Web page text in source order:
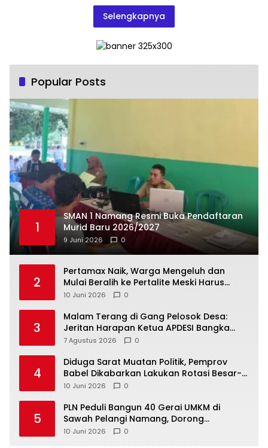
Selengkapnya
Popular Posts
1
SMAN 1 Namang Resmi Buka Pendaftaran
Murid Baru 2026/2027
9 Juni 2026 0
2
‎Pertamax Naik, Warga Mengeluh dan
Mulai Beralih ke Pertalite Meski Harus
10 Juni 2026 0
3
Malam Terang di Gang Pelosok Desa:
Jeritan Harapan Ketua APDESI Bangka
Tengah untuk PLN Babel
7 Agustus 2026 0
4
‎Diduga Sarat Muatan Politik, Pemprov
Babel Dikabarkan Lakukan Rotasi Besar-
10 Juni 2026 0
5
‎PLN Peduli Bangun 40 Gerai UMKM di
Sawah Pelangi Namang, Dorong
10 Juni 2026 0